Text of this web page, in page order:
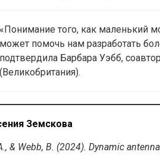
«Понимание того, как маленький
может помочь нам разработать
подтвердила Барбара Уэбб,
(Великобритания).
Земскова
& Webb, B. (2024). Dynamic